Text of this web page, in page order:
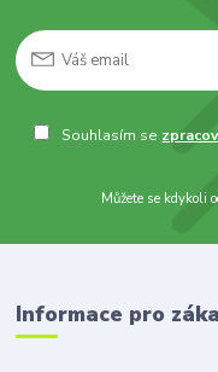
Souhlasím se
Můžete se kdykoli
Informace pro